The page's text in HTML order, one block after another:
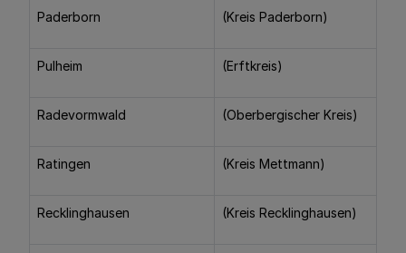
Paderborn (Kreis Paderborn)
Pulheim (Erftkreis)
Radevormwald (Oberbergischer Kreis)
Ratingen (Kreis Mettmann)
Recklinghausen (Kreis Recklinghausen)